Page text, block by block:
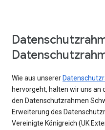
Wie aus unserer
hervorgeht, halten wir uns an
den Datenschutzrahmen
Erweiterung des
Vereinigte Königreich (UK